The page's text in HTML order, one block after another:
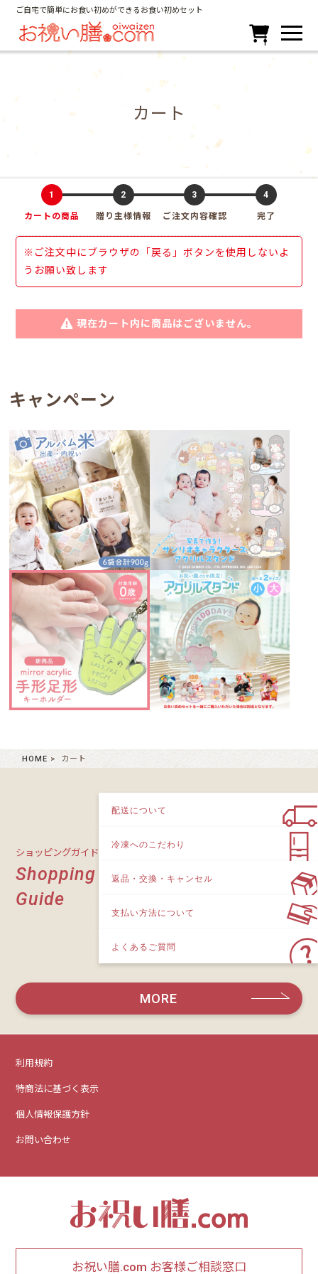
ご自宅で簡単にお食い初めができるお食い初めセット

カート
1
カートの商品
2
贈り主様情報
3
ご注文内容確認
4
完了
※ご注文中にブラウザの「戻る」ボタンを使用しないよ
うお願い致します
現在カート内に商品はございません。
キャンペーン
HOME カート
ショッピングガイド
Shopping
Guide
MORE
配送について
冷凍へのこだわり
返品・交換・キャンセル
支払い方法について
よくあるご質問
利用規約
特商法に基づく表示
個人情報保護方針
お問い合わせ
お祝い膳.com お客様ご相談窓口